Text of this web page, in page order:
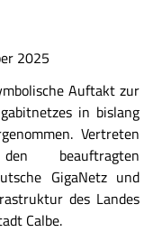
2025
Auftakt zur
in bislang
Vertreten
beauftragten
GigaNetz und
des Landes
Calbe.